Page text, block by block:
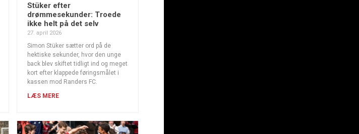
Stüker efter
drømmesekunder: Troede
ikke helt på det selv
27. april 2026
Simon Stüker sætter ord på de
hektiske sekunder, hvor den unge
back blev skiftet tidligt ind og meget
kort efter klappede føringsmålet i
kassen mod Randers FC.
LÆS MERE